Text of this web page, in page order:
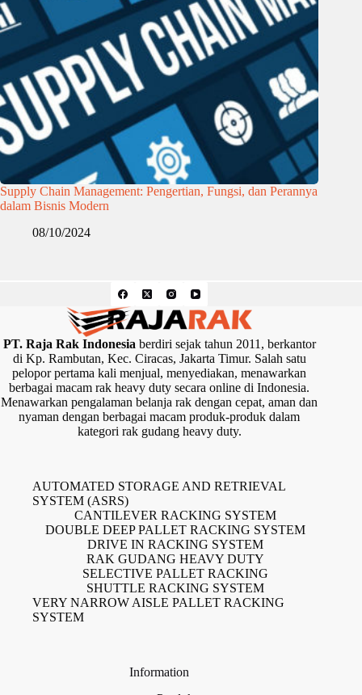
Supply Chain Management: Pengertian, Fungsi, dan Perannya
dalam Bisnis Modern
08/10/2024
PT. Raja Rak Indonesiaberdiri sejak tahun 2011, berkantor
di Kp. Rambutan, Kec. Ciracas, Jakarta Timur. Salah satu
pelopor pertama kali menjual, menyediakan, menawarkan
berbagai macam rak heavy duty secara online di Indonesia.
Menawarkan pengalaman belanja rak dengan cepat, aman dan
nyaman dengan berbagai macam produk-produk dalam
kategori rak gudang heavy duty.
AUTOMATED STORAGE AND RETRIEVAL
SYSTEM (ASRS)
CANTILEVER RACKING SYSTEM
DOUBLE DEEP PALLET RACKING SYSTEM
DRIVE IN RACKING SYSTEM
RAK GUDANG HEAVY DUTY
SELECTIVE PALLET RACKING
SHUTTLE RACKING SYSTEM
VERY NARROW AISLE PALLET RACKING
SYSTEM
Information